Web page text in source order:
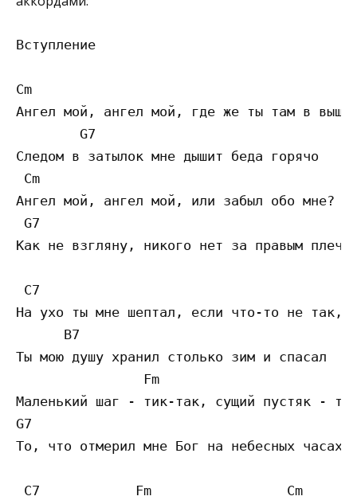
Вступление
Cm
Ангел мой, ангел мой, где же ты там в
G7
Следом в затылок мне дышит беда горячо
Cm
Ангел мой, ангел мой, или забыл обо мне?
G7
Как не взгляну, никого нет за правым
C7
На ухо ты мне шептал, если что-то не так,
B7
Ты мою душу хранил столько зим и спасал
Fm
Маленький шаг - тик-так, сущий пустяк -
G7
То, что отмерил мне Бог на небесных часах
C7            Fm                 Cm